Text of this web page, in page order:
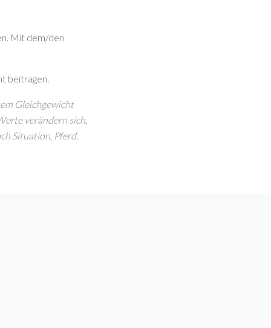
Mit dem/den
beitragen.
Gleichgewicht
verändern sich,
Situation, Pferd,